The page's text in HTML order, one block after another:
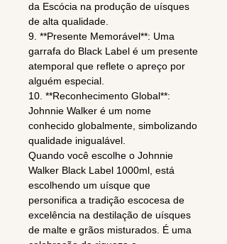
da Escócia na produção de uísques
de alta qualidade.
9. **Presente Memorável**: Uma
garrafa do Black Label é um presente
atemporal que reflete o apreço por
alguém especial.
10. **Reconhecimento Global**:
Johnnie Walker é um nome
conhecido globalmente, simbolizando
qualidade inigualável.
Quando você escolhe o Johnnie
Walker Black Label 1000ml, está
escolhendo um uísque que
personifica a tradição escocesa de
excelência na destilação de uísques
de malte e grãos misturados. É uma